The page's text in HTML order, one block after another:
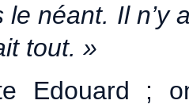
néant. Il n’y
tout. »
Edouard ;